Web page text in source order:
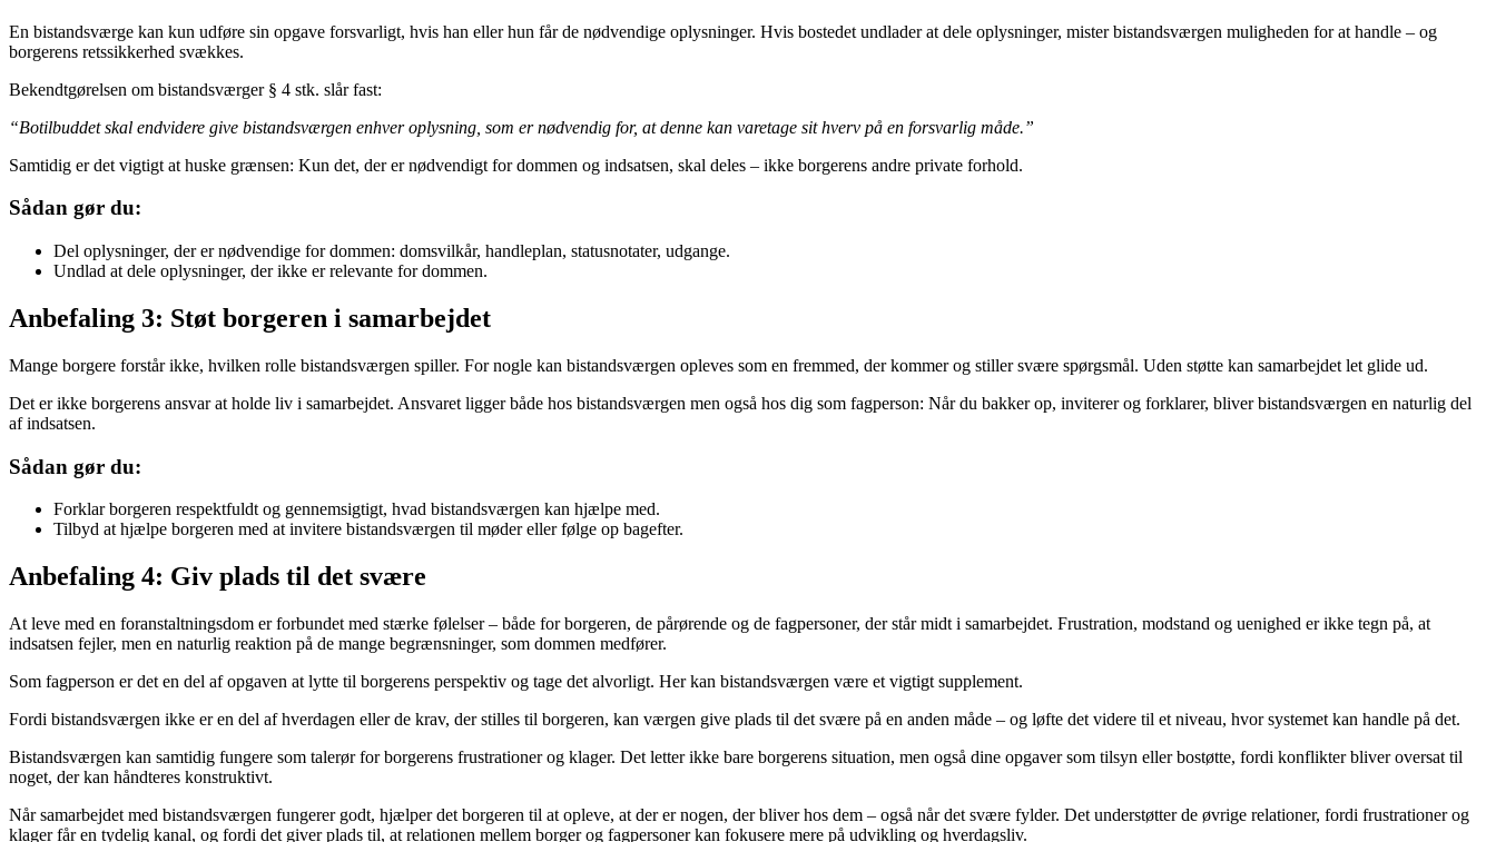
En bistandsværge kan kun udføre sin opgave forsvarligt, hvis han eller hun får de nødvendige oplysninger. Hvis bostedet undlader at dele oplysninger, mister bistandsværgen muligheden for at handle – og
borgerens retssikkerhed svækkes.
Bekendtgørelsen om bistandsværger § 4 stk. slår fast:
“Botilbuddet skal endvidere give bistandsværgen enhver oplysning, som er nødvendig for, at denne kan varetage sit hverv på en forsvarlig måde.”
Samtidig er det vigtigt at huske grænsen: Kun det, der er nødvendigt for dommen og indsatsen, skal deles – ikke borgerens andre private forhold.
Sådan gør du:
Del oplysninger, der er nødvendige for dommen: domsvilkår, handleplan, statusnotater, udgange.
Undlad at dele oplysninger, der ikke er relevante for dommen.
Anbefaling 3: Støt borgeren i samarbejdet
Mange borgere forstår ikke, hvilken rolle bistandsværgen spiller. For nogle kan bistandsværgen opleves som en fremmed, der kommer og stiller svære spørgsmål. Uden støtte kan samarbejdet let glide ud.
Det er ikke borgerens ansvar at holde liv i samarbejdet. Ansvaret ligger både hos bistandsværgen men også hos dig som fagperson: Når du bakker op, inviterer og forklarer, bliver bistandsværgen en naturlig del
af indsatsen.
Sådan gør du:
Forklar borgeren respektfuldt og gennemsigtigt, hvad bistandsværgen kan hjælpe med.
Tilbyd at hjælpe borgeren med at invitere bistandsværgen til møder eller følge op bagefter.
Anbefaling 4: Giv plads til det svære
At leve med en foranstaltningsdom er forbundet med stærke følelser – både for borgeren, de pårørende og de fagpersoner, der står midt i samarbejdet. Frustration, modstand og uenighed er ikke tegn på, at
indsatsen fejler, men en naturlig reaktion på de mange begrænsninger, som dommen medfører.
Som fagperson er det en del af opgaven at lytte til borgerens perspektiv og tage det alvorligt. Her kan bistandsværgen være et vigtigt supplement.
Fordi bistandsværgen ikke er en del af hverdagen eller de krav, der stilles til borgeren, kan værgen give plads til det svære på en anden måde – og løfte det videre til et niveau, hvor systemet kan handle på det.
Bistandsværgen kan samtidig fungere som talerør for borgerens frustrationer og klager. Det letter ikke bare borgerens situation, men også dine opgaver som tilsyn eller bostøtte, fordi konflikter bliver oversat til
noget, der kan håndteres konstruktivt.
Når samarbejdet med bistandsværgen fungerer godt, hjælper det borgeren til at opleve, at der er nogen, der bliver hos dem – også når det svære fylder. Det understøtter de øvrige relationer, fordi frustrationer og
klager får en tydelig kanal, og fordi det giver plads til, at relationen mellem borger og fagpersoner kan fokusere mere på udvikling og hverdagsliv.